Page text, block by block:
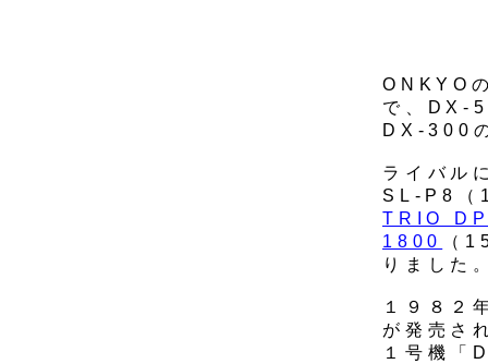
ONKYO
で、DX-
DX-300
ライバル
SL-P8（
TRIO
1800
（
りました
１９８２
が発売さ
１号機「